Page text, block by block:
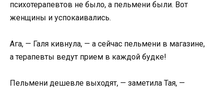
психотерапевтов не было, а пельмени были. Вот
женщины и успокаивались.
Ага, — Галя кивнула, — а сейчас пельмени в магазине,
а терапевты ведут прием в каждой будке!
Пельмени дешевле выходят, — заметила Тая, —